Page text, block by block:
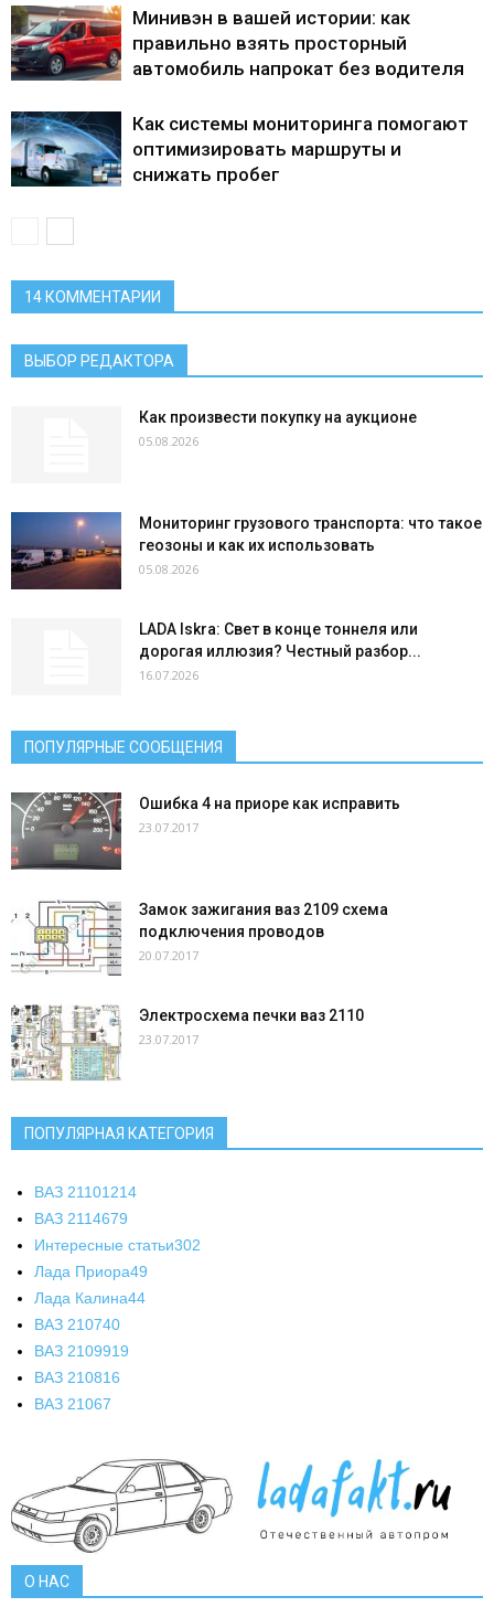
Минивэн в вашей истории: как
правильно взять просторный
автомобиль напрокат без водителя
Как системы мониторинга помогают
оптимизировать маршруты и
снижать пробег
14 КОММЕНТАРИИ
ВЫБОР РЕДАКТОРА
Как произвести покупку на аукционе
05.08.2026
Мониторинг грузового транспорта: что такое
геозоны и как их использовать
05.08.2026
LADA Iskra: Свет в конце тоннеля или
дорогая иллюзия? Честный разбор...
16.07.2026
ПОПУЛЯРНЫЕ СООБЩЕНИЯ
Ошибка 4 на приоре как исправить
23.07.2017
Замок зажигания ваз 2109 схема
подключения проводов
20.07.2017
Электросхема печки ваз 2110
23.07.2017
ПОПУЛЯРНАЯ КАТЕГОРИЯ
ВАЗ 21101214
ВАЗ 2114679
Интересные статьи302
Лада Приора49
Лада Калина44
ВАЗ 210740
ВАЗ 2109919
ВАЗ 210816
ВАЗ 21067
О НАС